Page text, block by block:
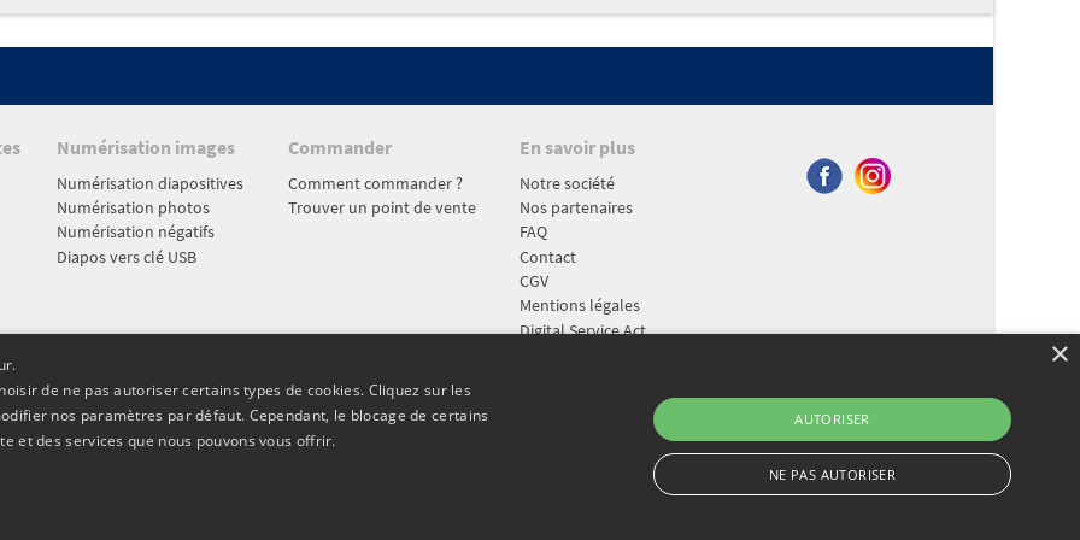
Numérisation images
Numérisation diapositives
Numérisation photos
Numérisation négatifs
Diapos vers clé USB
Commander
Comment commander ?
Trouver un point de vente
En savoir plus
Notre société
Nos partenaires
FAQ
Contact
CGV
Mentions légales
Digital Service Act
Protection de vos données
de ne pas autoriser certains types de cookies. Cliquez sur les
nos paramètres par défaut. Cependant, le blocage de certains
et des services que nous pouvons vous offrir.
AUTORISER
NE PAS AUTORISER
×